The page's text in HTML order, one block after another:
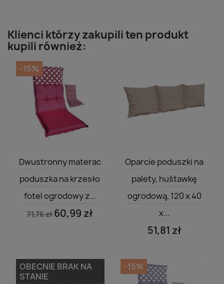
Klienci którzy zakupili ten produkt
kupili również:
 Szybki podgląd
Dwustronny materac
poduszka na krzesło
fotel ogrodowy z...
71,76 zł 60,99 zł
-15%
 Szybki podgląd
Oparcie poduszki na
palety, huśtawkę
ogrodową, 120 x 40
x...
51,81 zł
OBECNIE BRAK NA
STANIE
-15%